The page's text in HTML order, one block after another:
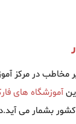
مخاطب در مرکز
آموزشگاه های
بشمار می